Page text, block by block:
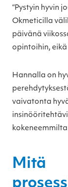
“Pystyin hyvin
Okmeticilla
päivänä
opintoihin, eikä
Hannalla on
vaivatonta
Mitä